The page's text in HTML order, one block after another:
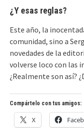
¿Y esas reglas?
Este año, la
comunidad, sino a
novedades de la
volverse loco con las
¿Realmente son así?
Compártelo con tus amigos:
X